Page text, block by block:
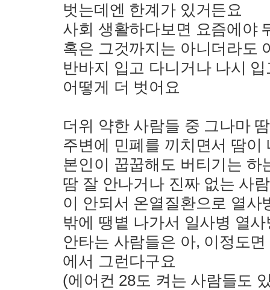
벗는데엔 한계가 있거든요
사회 생활하다보면 요즘에야
혹은 그것까지는 아니더라도
반바지 입고 다니거나 나시
어떻게 더 벗어요
더위 약한 사람들 중 그나마
주변에 민폐를 끼치면서 땀
본인이 꿉꿉해도 버티기는 하
땀 잘 안나거나 진짜 없는 사
이 안되서 온열질환으로 열사
밖에 땡볕 나가서 일사병 열
안타는 사람들은 아, 이정도
에서 그런다구요
(에어컨 28도 켜는 사람들도